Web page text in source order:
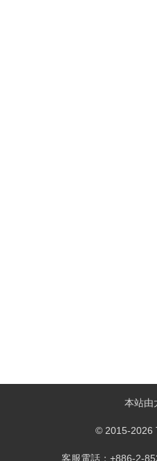
本站由
© 2015-2026
客服電話：+886-2-